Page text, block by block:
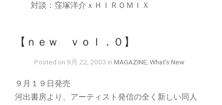
対談：窪塚洋介ｘＨＩＲＯＭＩＸ
【ｎｅｗ ｖｏｌ．０】
Posted on 9月 22, 2003 in MAGAZINE, What's New
９月１９日発売
河出書房より、アーティスト発信の全く新しい同人